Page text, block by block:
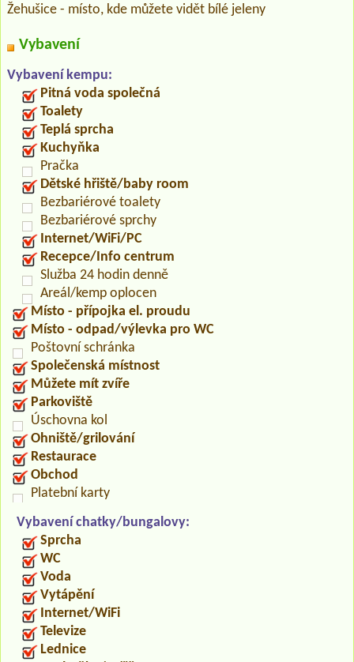
Žehušice - místo, kde můžete vidět bílé jeleny
Vybavení
Vybavení kempu:
Pitná voda společná
Toalety
Teplá sprcha
Kuchyňka
Pračka
Dětské hřiště/baby room
Bezbariérové toalety
Bezbariérové sprchy
Internet/WiFi/PC
Recepce/Info centrum
Služba 24 hodin denně
Areál/kemp oplocen
Místo - přípojka el. proudu
Místo - odpad/výlevka pro WC
Poštovní schránka
Společenská místnost
Můžete mít zvíře
Parkoviště
Úschovna kol
Ohniště/grilování
Restaurace
Obchod
Platební karty
Vybavení chatky/bungalovy:
Sprcha
WC
Voda
Vytápění
Internet/WiFi
Televize
Lednice